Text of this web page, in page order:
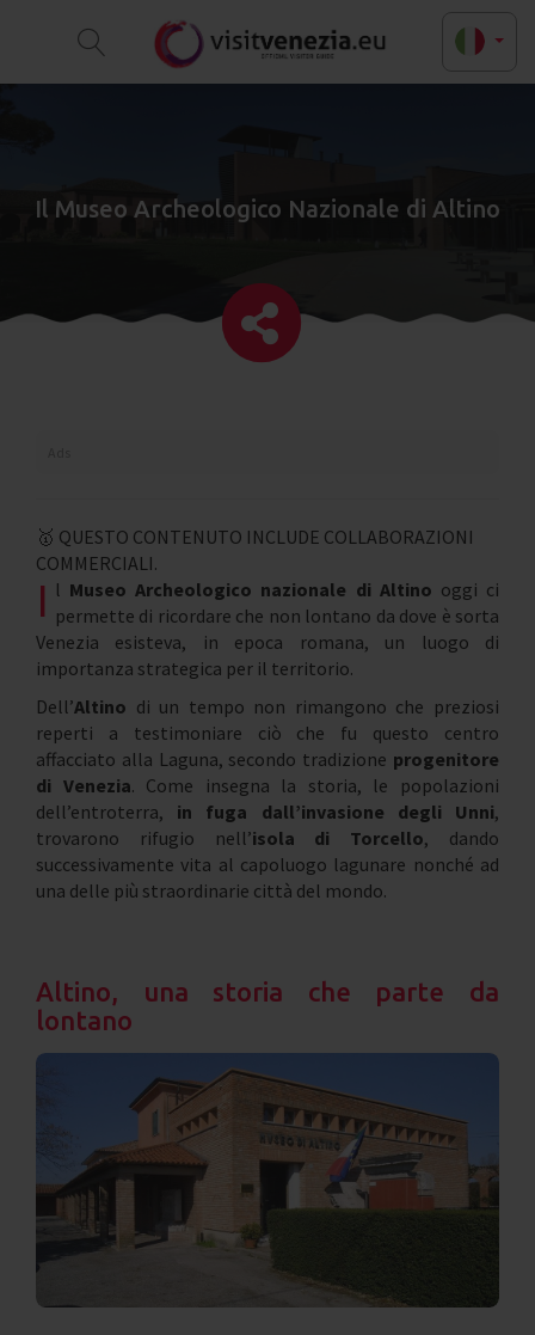
Il Museo Archeologico Nazionale di Altino
🥇 QUESTO CONTENUTO INCLUDE COLLABORAZIONI
COMMERCIALI.
I l Museo Archeologico nazionale di Altino oggi ci
permette di ricordare che non lontano da dove è sorta
Venezia esisteva, in epoca romana, un luogo di
importanza strategica per il territorio.
Dell’Altino di un tempo non rimangono che preziosi
reperti a testimoniare ciò che fu questo centro
affacciato alla Laguna, secondo tradizione progenitore
di Venezia. Come insegna la storia, le popolazioni
dell’entroterra, in fuga dall’invasione degli Unni,
trovarono rifugio nell’isola di Torcello, dando
successivamente vita al capoluogo lagunare nonché ad
una delle più straordinarie città del mondo.
Altino, una storia che parte da
lontano